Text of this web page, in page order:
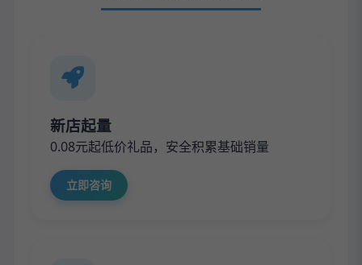
新店起量
0.08元起低价礼品，安全积累基础销量
立即咨询